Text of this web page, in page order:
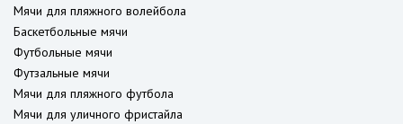
Мячи для пляжного волейбола
Баскетбольные мячи
Футбольные мячи
Футзальные мячи
Мячи для пляжного футбола
Мячи для уличного фристайла